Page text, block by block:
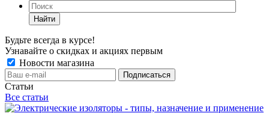
Найти
Будьте всегда в курсе!
Узнавайте о скидках и акциях первым
Новости магазина
Статьи
Все статьи